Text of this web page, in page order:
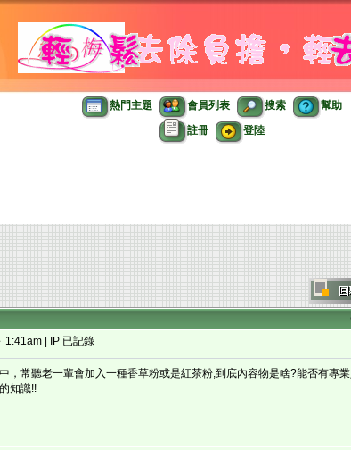
熱門主題 會員列表 搜索
幫助
註冊
登陸
1:41am | IP 已記錄
，常聽老一輩會加入一種香草粉或是紅茶粉;到底內容物是啥?能否有專
知識!!